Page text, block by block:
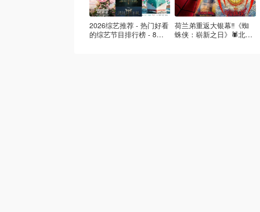
2026综艺推荐 - 热门好看
的综艺节目排行榜 - 8月
荷兰弟重返大银幕‼️《蜘
蛛侠：崭新之日》🕷️北美